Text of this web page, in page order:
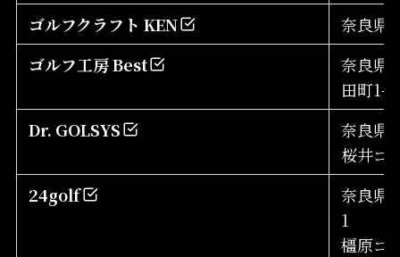
ゴルフクラフト KEN
奈良県
ゴルフ工房 Best
奈良県
田町1-
Dr. GOLSYS
奈良県
桜井
24golf
奈良県
1
橿原ゴ